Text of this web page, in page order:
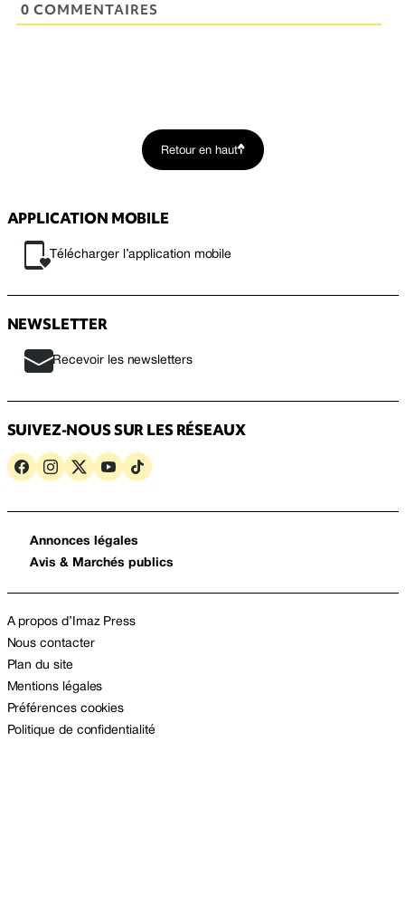
0 COMMENTAIRES
Retour en haut
APPLICATION MOBILE
Télécharger l’application mobile
NEWSLETTER
Recevoir les newsletters
SUIVEZ-NOUS SUR LES RÉSEAUX
Annonces légales
Avis & Marchés publics
A propos d’Imaz Press
Nous contacter
Plan du site
Mentions légales
Préférences cookies
Politique de confidentialité